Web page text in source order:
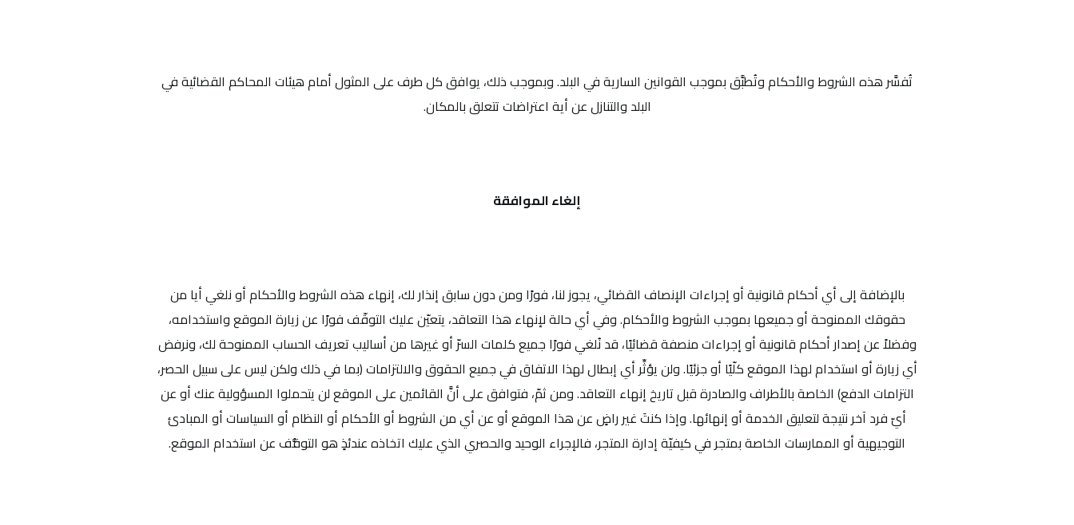
تُفسَّر هذه الشروط والأحكام وتُطبَّق بموجب القوانين السارية في البلد. وبموجب ذلك، يوافق كل طرف على المثول أمام هيئات المحاكم القضائية في
البلد والتنازل عن أية اعتراضات تتعلق بالمكان.
إلغاء الموافقة
بالإضافة إلى أي أحكام قانونية أو إجراءات الإنصاف القضائي، يجوز لنا، فورًا ومن دون سابق إنذار لك، إنهاء هذه الشروط والأحكام أو نلغي أيا من
حقوقك الممنوحة أو جميعها بموجب الشروط والأحكام. وفي أي حالة لإنهاء هذا التعاقد، يتعيّن عليك التوقّف فورًا عن زيارة الموقع واستخدامه،
وفضلاً عن إصدار أحكام قانونية أو إجراءات منصفة قضائيًا، قد نُلغي فورًا جميع كلمات السرّ أو غيرها من أساليب تعريف الحساب الممنوحة لك، ونرفض
أي زيارة أو استخدام لهذا الموقع كلّيًا أو جزئيًا. ولن يؤثِّر أي إبطال لهذا الاتفاق في جميع الحقوق والالتزامات (بما في ذلك ولكن ليس على سبيل الحصر،
التزامات الدفع) الخاصة بالأطراف والصادرة قبل تاريخ إنهاء التعاقد. ومن ثمّ، فتوافق على أنَّ القائمين على الموقع لن يتحملوا المسؤولية عنك أو عن
أيّ فرد آخر نتيجة لتعليق الخدمة أو إنهائها. وإذا كنتَ غير راضٍ عن هذا الموقع أو عن أي من الشروط أو الأحكام أو النظام أو السياسات أو المبادئ
التوجيهية أو الممارسات الخاصة بمتجر في كيفيّة إدارة المتجر، فالإجراء الوحيد والحصري الذي عليك اتخاذه عندئذٍ هو التوقُّف عن استخدام الموقع.